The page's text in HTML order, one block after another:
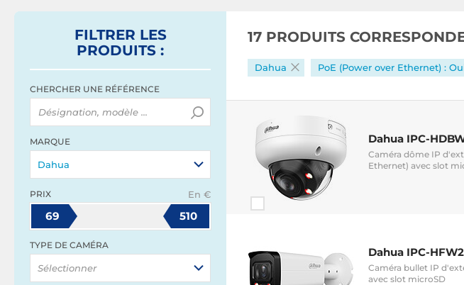
FILTRER LES
PRODUITS :
CHERCHER UNE RÉFÉRENCE
MARQUE
Dahua
PRIX En €
69 510
TYPE DE CAMÉRA
Sélectionner
17 PRODUITS
Dahua PoE (Power over Ethernet) :
Dahua IPC-
Caméra dôme IP
Ethernet) avec slot
Dahua IPC-
Caméra bullet IP
avec slot microSD